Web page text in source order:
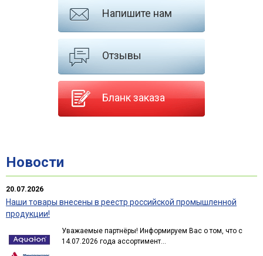
Напишите нам
Отзывы
Бланк заказа
Новости
20.07.2026
Наши товары внесены в реестр российской промышленной
продукции!
Уважаемые партнёры! Информируем Вас о том, что с
14.07.2026 года ассортимент...